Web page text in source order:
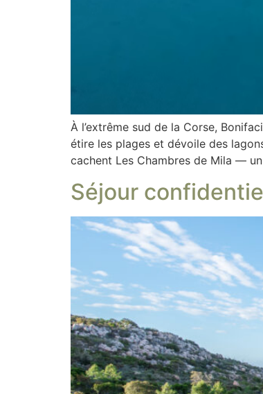
À l’extrême sud de la Corse,
étire les plages et dévoile des
cachent Les Chambres de Mila —
Séjour